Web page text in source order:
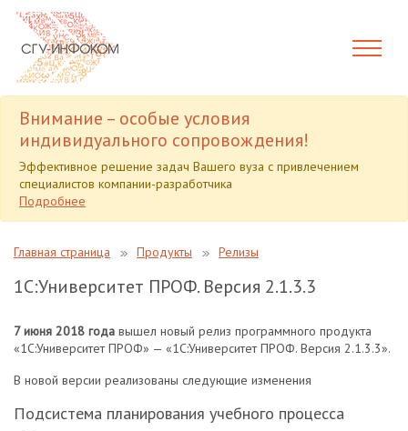
Внимание – особые условия
индивидуального сопровождения!
Эффективное решение задач Вашего вуза с привлечением
специалистов компании-разработчика
Подробнее
Главная страница Продукты Релизы
1С:Университет ПРОФ. Версия 2.1.3.3
7 июня 2018 года вышел новый релиз программного продукта
«1С:Университет ПРОФ» — «1С:Университет ПРОФ. Версия 2.1.3.3».
В новой версии реализованы следующие изменения
Подсистема планирования учебного процесса